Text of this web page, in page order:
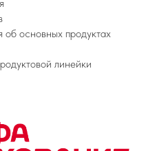
основных продуктах
линейки